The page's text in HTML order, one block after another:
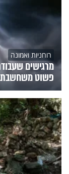
רוחניות ואמונה
מרגישים
פשוט